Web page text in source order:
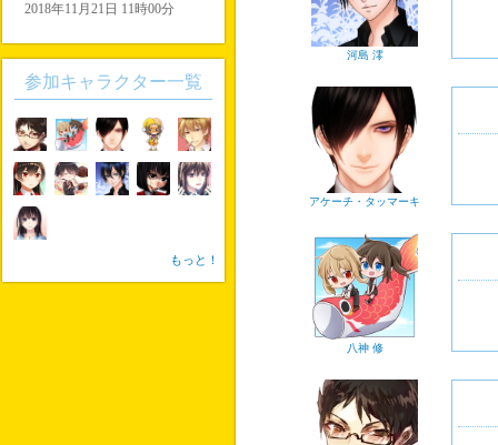
河島 澪
アケーチ・タッマーキ
八神 修
2018年11月21日 11時00分
参加キャラクター一覧
もっと！